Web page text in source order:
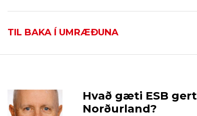
TIL BAKA Í UMRÆÐUNA
Hvað gæti ESB
Norðurland?